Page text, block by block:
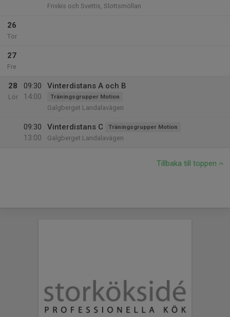
Friskis och Svettis, Slottsmöllan
26
Tor
27
Fre
28
Lör
09:30
14:00
Vinterdistans A och B
Träningsgrupper Motion
Galgberget Landalavägen
09:30
13:00
Vinterdistans C Träningsgrupper Motion
Galgberget Landalavägen
Tillbaka till toppen